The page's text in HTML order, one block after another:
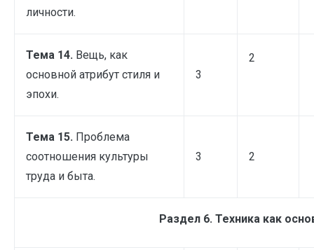
личности.
Тема 14. Вещь, как
основной атрибут стиля и
эпохи.
3
2
Тема 15. Проблема
соотношения культуры
труда и быта.
3 2
Раздел 6. Техника как